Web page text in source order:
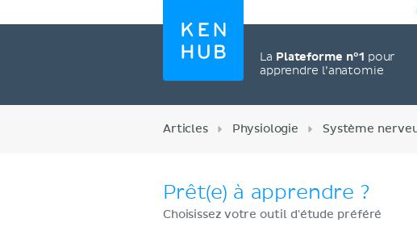
La Plateforme n°1 pour
apprendre l’anatomie
Articles Physiologie Système
Prêt(e) à apprendre ?
Choisissez votre outil d'étude préféré